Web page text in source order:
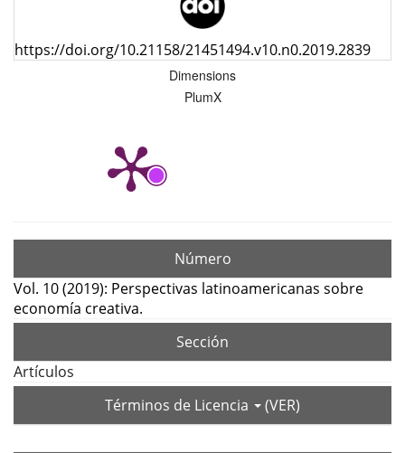
https://doi.org/10.21158/21451494.v10.n0.2019.2839
Dimensions
PlumX
Número
Vol. 10 (2019): Perspectivas latinoamericanas sobre
economía creativa.
Sección
Artículos
Términos de Licencia
(VER)